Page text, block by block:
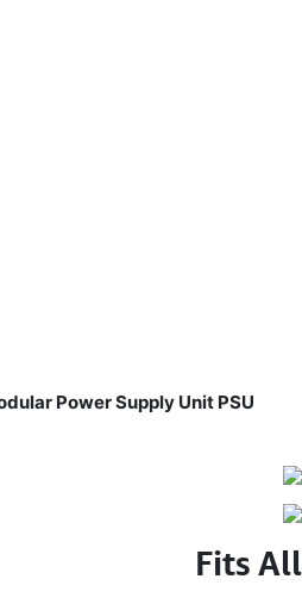
Power Supply Unit PSU
Fits All